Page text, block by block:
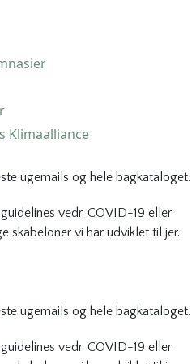
Klimaalliance
ugemails og hele bagkataloget.
vedr. COVID-19 eller
skabeloner vi har udviklet til jer.
ugemails og hele bagkataloget.
vedr. COVID-19 eller